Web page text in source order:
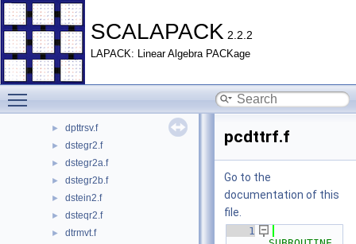
SCALAPACK 2.2.2
LAPACK: Linear Algebra PACKage
► dlarrd2.f
► dlarre2.f
► dlarre2a.f
► dlarrf2.f
► dlarrv2.f
► dlasrt2.f
► dpttrsv.f
► dstegr2.f
► dstegr2a.f
► dstegr2b.f
► dstein2.f
► dsteqr2.f
► dtrmvt.f
pcdttrf.f
Go to the
documentation of this
file.
    1